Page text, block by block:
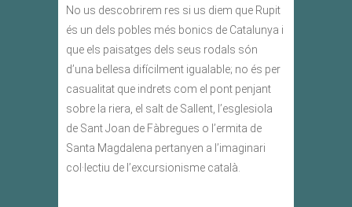
No us descobrirem res si us diem que Rupit
és un dels pobles més bonics de Catalunya i
que els paisatges dels seus rodals són
d’una bellesa difícilment igualable; no és per
casualitat que indrets com el pont penjant
sobre la riera, el salt de Sallent, l’esglesiola
de Sant Joan de Fàbregues o l’ermita de
Santa Magdalena pertanyen a l’imaginari
col·lectiu de l’excursionisme català.